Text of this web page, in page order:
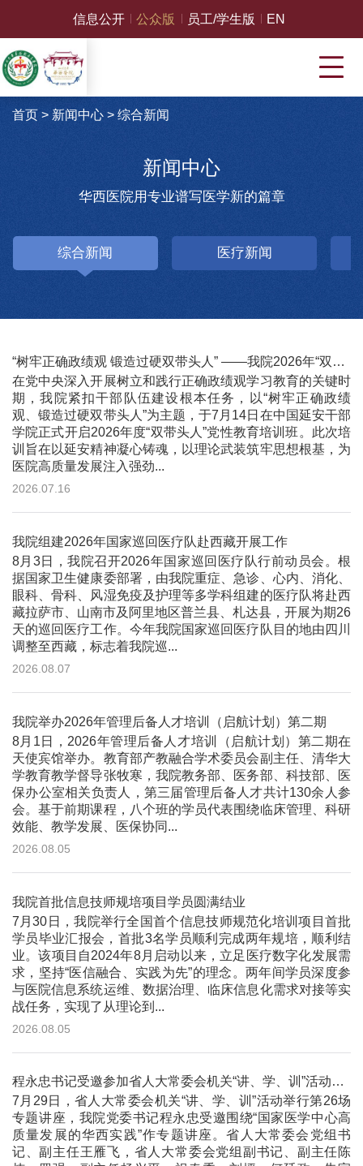
信息公开 公众版 员工/学生版 EN
首页 > 新闻中心> 综合新闻
新闻中心
华西医院用专业谱写医学新的篇章
综合新闻 医疗新闻
“树牢正确政绩观 锻造过硬双带头人” ——我院2026年“双带头人”党性教育培训班在中国延安干部学院开班
在党中央深入开展树立和践行正确政绩观学习教育的关键时
期，我院紧扣干部队伍建设根本任务，以“树牢正确政绩
观、锻造过硬双带头人”为主题，于7月14日在中国延安干部
学院正式开启2026年度“双带头人”党性教育培训班。此次培
训旨在以延安精神凝心铸魂，以理论武装筑牢思想根基，为
医院高质量发展注入强劲...
2026.07.16
我院组建2026年国家巡回医疗队赴西藏开展工作
8月3日，我院召开2026年国家巡回医疗队行前动员会。根
据国家卫生健康委部署，由我院重症、急诊、心内、消化、
眼科、骨科、风湿免疫及护理等多学科组建的医疗队将赴西
藏拉萨市、山南市及阿里地区普兰县、札达县，开展为期26
天的巡回医疗工作。今年我院国家巡回医疗队目的地由四川
调整至西藏，标志着我院巡...
2026.08.07
我院举办2026年管理后备人才培训（启航计划）第二期
8月1日，2026年管理后备人才培训（启航计划）第二期在
天使宾馆举办。教育部产教融合学术委员会副主任、清华大
学教育教学督导张牧寒，我院教务部、医务部、科技部、医
保办公室相关负责人，第三届管理后备人才共计130余人参
会。基于前期课程，八个班的学员代表围绕临床管理、科研
效能、教学发展、医保协同...
2026.08.05
我院首批信息技师规培项目学员圆满结业
7月30日，我院举行全国首个信息技师规范化培训项目首批
学员毕业汇报会，首批3名学员顺利完成两年规培，顺利结
业。该项目自2024年8月启动以来，立足医疗数字化发展需
求，坚持“医信融合、实践为先”的理念。两年间学员深度参
与医院信息系统运维、数据治理、临床信息化需求对接等实
战任务，实现了从理论到...
2026.08.05
程永忠书记受邀参加省人大常委会机关“讲、学、训”活动并作专题讲座
7月29日，省人大常委会机关“讲、学、训”活动举行第26场
专题讲座，我院党委书记程永忠受邀围绕“国家医学中心高
质量发展的华西实践”作专题讲座。省人大常委会党组书
记、副主任王雁飞，省人大常委会党组副书记、副主任陈